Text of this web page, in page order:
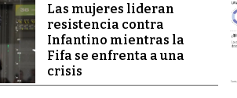
Las mujeres lideran
resistencia contra
Infantino mientras la
Fifa se enfrenta a una
crisis